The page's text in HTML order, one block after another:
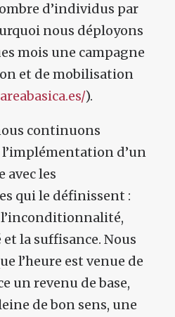
d’individus par
nous déployons
mois une campagne
et de mobilisation
).
continuons
d’un
avec les
qui le définissent :
la suffisance. Nous
l’heure est venue de
un revenu de base,
de bon sens, une